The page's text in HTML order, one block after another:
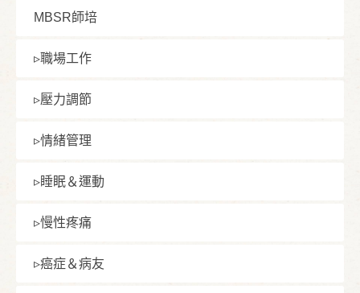
MBSR師培
▹職場⼯作
▹壓⼒調節
▹情緒管理
▹睡眠＆運動
▹慢性疼痛
▹癌症＆病友